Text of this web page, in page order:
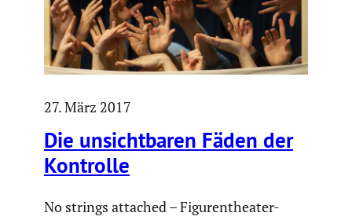
27. März 2017
Die unsicht­baren Fäden der
Kontrolle
No strings attached – Figuren­theater-